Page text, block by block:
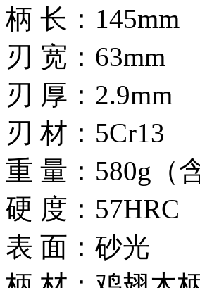
柄 长：145mm
刃 宽：63mm
刃 厚：2.9mm
刃 材：5Cr13
重 量：580g（
硬 度：57HRC
表 面：砂光